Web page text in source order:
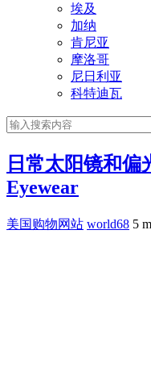
埃及
加纳
肯尼亚
摩洛哥
尼日利亚
科特迪瓦
日常太阳镜和偏
Eyewear
美国购物网站 world68 5